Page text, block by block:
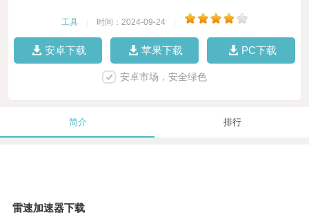
工具 时间：2024-09-24
安卓下载 苹果下载 PC下载
安卓市场，安全绿色
简介 排行
雷速加速器下载